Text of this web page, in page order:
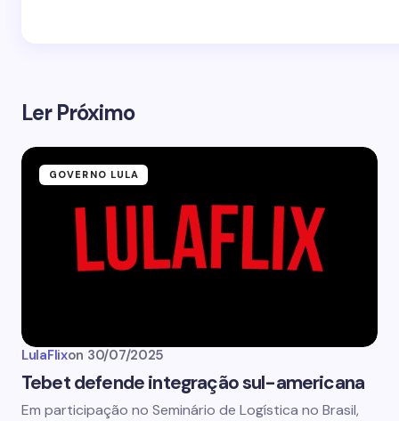
Ler Próximo
GOVERNO LULA
LulaFlixon 30/07/2025
Tebet defende integração sul-americana
Em participação no Seminário de Logística no Brasil,